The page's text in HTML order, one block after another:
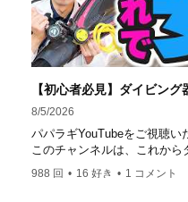
部門
「国内ダイビング
達成！ ――――――――――――――――― パパラギダイ
ビングスクール 本店 神奈
はコチラ
https://www.papalagi.co.jp/
8/5/2026
パパラギYouTubeをご視聴い
このチャンネルは、これから
や悩みごとを解消するための
ひとりでも多くの方に、素敵
988 回 • 16 好き • 1 コメント